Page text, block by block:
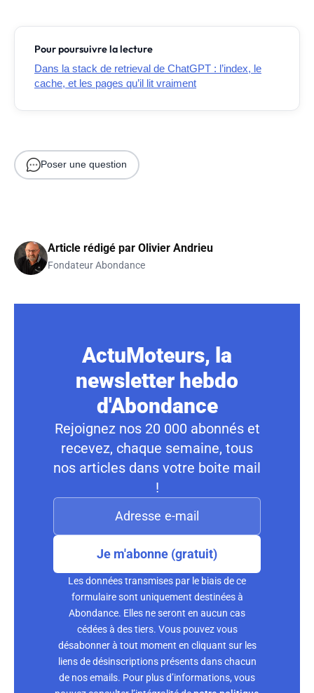
Pour poursuivre la lecture
Dans la stack de retrieval de ChatGPT : l’index, le
cache, et les pages qu’il lit vraiment
Poser une question
Article rédigé par Olivier Andrieu
Fondateur Abondance
ActuMoteurs, la
newsletter hebdo
d'Abondance
Rejoignez nos 20 000 abonnés et
recevez, chaque semaine, tous
nos articles dans votre boite mail
!
Je m'abonne (gratuit)
Les données transmises par le biais de ce
formulaire sont uniquement destinées à
Abondance. Elles ne seront en aucun cas
cédées à des tiers. Vous pouvez vous
désabonner à tout moment en cliquant sur les
liens de désinscriptions présents dans chacun
de nos emails. Pour plus d’informations, vous